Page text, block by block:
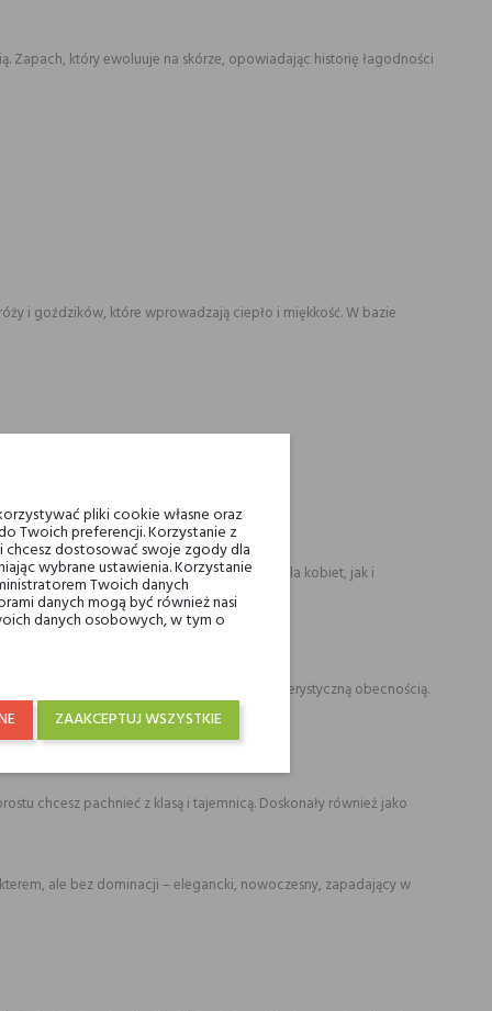
Zapach, który ewoluuje na skórze, opowiadając historię łagodności
i goździków, które wprowadzają ciepło i miękkość. W bazie
w pamięć, świetnie sprawdzi się zarówno dla kobiet, jak i
wyważeniem i delikatną, a zarazem charakterystyczną obecnością.
chcesz pachnieć z klasą i tajemnicą. Doskonały również jako
ale bez dominacji – elegancki, nowoczesny, zapadający w
pliki cookie własne oraz
Twoich preferencji. Korzystanie z
dostosować swoje zgody dla
wybrane ustawienia. Korzystanie
Twoich danych
danych mogą być również nasi
danych osobowych, w tym o
ZAAKCEPTUJ WSZYSTKIE